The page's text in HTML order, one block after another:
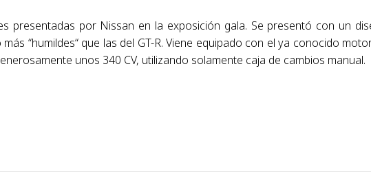
presentadas por Nissan en la exposición gala. Se presentó con un
“humildes“ que las del GT-R. Viene equipado con el ya conocido
unos 340 CV, utilizando solamente caja de cambios manual.